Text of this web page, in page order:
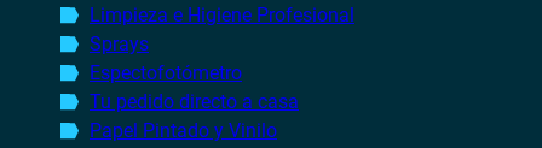
Limpieza e Higiene Profesional
Sprays
Espectofotómetro
Tu pedido directo a casa
Papel Pintado y Vinilo